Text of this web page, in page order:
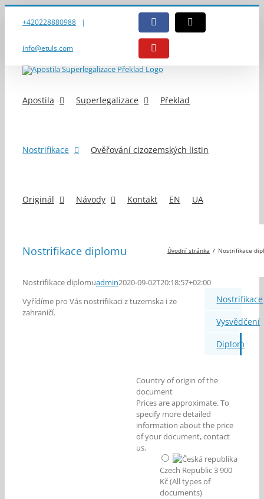
Přeskočit
+420228880988 |
info@etuls.com
FacebookE-
mail
YouTube
Apostila Superlegalizace Překlad
Nostrifikace Ověřování cizozemských listin
Originál Návody Kontakt EN UA
Nostrifikace diplomu Úvodní stránka Nostrifikace
Nostrifikace diplomuadmin2020-09-02T20:18:57+02:00
Vyřídíme pro Vás nostrifikaci z tuzemska i ze
zahraničí.
Nostrifikace
Vysvědčení
Diplom
Country of origin of the
document
Prices are approximate. To
specify more detailed
information about the price
of your document, contact
us.
Czech Republic 3 900
Kč (All types of
documents)